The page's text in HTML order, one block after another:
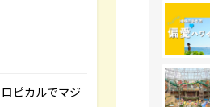
ピカルでマジ